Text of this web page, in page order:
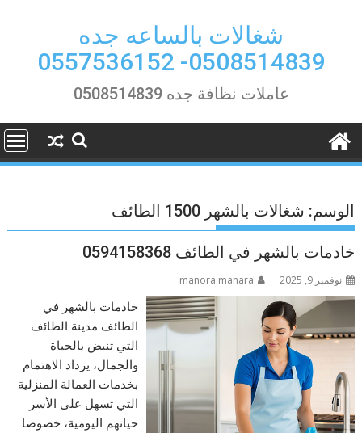
شغالات بالساعه جده
0508514839- 0557536152
عاملات نظافة جده 0508514839
الوسم: شغالات بالشهر 1500 الطائف
خادمات بالشهر في الطائف 0594158368
نوفمبر 9, 2025 manora manara
خادمات بالشهر في
الطائف مدينة الطائف
التي تنبض بالحياة
والجمال، يزداد الاهتمام
بخدمات العمالة المنزلية
التي تسهل على الأسر
حياتهم اليومية، خصوصا